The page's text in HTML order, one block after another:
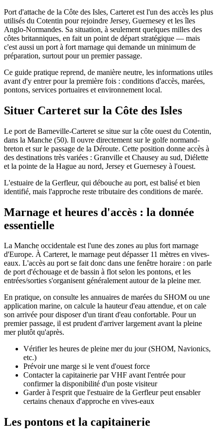
Port d'attache de la Côte des Isles, Carteret est l'un des accès les plus
utilisés du Cotentin pour rejoindre Jersey, Guernesey et les îles
Anglo-Normandes. Sa situation, à seulement quelques milles des
côtes britanniques, en fait un point de départ stratégique — mais
c'est aussi un port à fort marnage qui demande un minimum de
préparation, surtout pour un premier passage.
Ce guide pratique reprend, de manière neutre, les informations utiles
avant d'y entrer pour la première fois : conditions d'accès, marées,
pontons, services portuaires et environnement local.
Situer Carteret sur la Côte des Isles
Le port de Barneville-Carteret se situe sur la côte ouest du Cotentin,
dans la Manche (50). Il ouvre directement sur le golfe normand-
breton et sur le passage de la Déroute. Cette position donne accès à
des destinations très variées : Granville et Chausey au sud, Diélette
et la pointe de la Hague au nord, Jersey et Guernesey à l'ouest.
L'estuaire de la Gerfleur, qui débouche au port, est balisé et bien
identifié, mais l'approche reste tributaire des conditions de marée.
Marnage et heures d'accès : la donnée
essentielle
La Manche occidentale est l'une des zones au plus fort marnage
d'Europe. À Carteret, le marnage peut dépasser 11 mètres en vives-
eaux. L'accès au port se fait donc dans une fenêtre horaire : on parle
de port d'échouage et de bassin à flot selon les pontons, et les
entrées/sorties s'organisent généralement autour de la pleine mer.
En pratique, on consulte les annuaires de marées du SHOM ou une
application marine, on calcule la hauteur d'eau attendue, et on cale
son arrivée pour disposer d'un tirant d'eau confortable. Pour un
premier passage, il est prudent d'arriver largement avant la pleine
mer plutôt qu'après.
Vérifier les heures de pleine mer du jour (SHOM, Navionics,
etc.)
Prévoir une marge si le vent d'ouest force
Contacter la capitainerie par VHF avant l'entrée pour
confirmer la disponibilité d'un poste visiteur
Garder à l'esprit que l'estuaire de la Gerfleur peut ensabler
certains chenaux d'approche en vives-eaux
Les pontons et la capitainerie